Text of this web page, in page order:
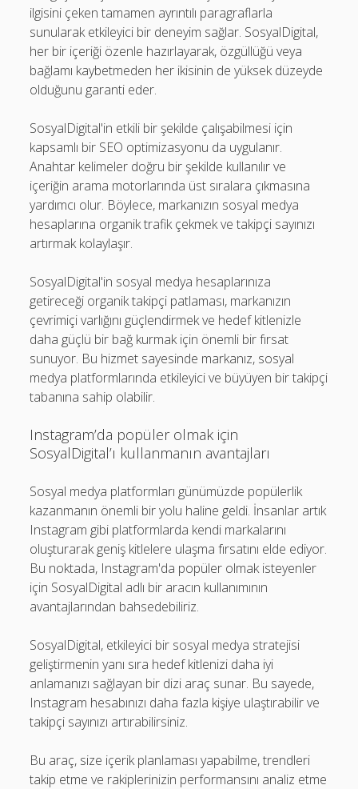
ilgisini çeken tamamen ayrıntılı paragraflarla
sunularak etkileyici bir deneyim sağlar. SosyalDigital,
her bir içeriği özenle hazırlayarak, özgüllüğü veya
bağlamı kaybetmeden her ikisinin de yüksek düzeyde
olduğunu garanti eder.
SosyalDigital'in etkili bir şekilde çalışabilmesi için
kapsamlı bir SEO optimizasyonu da uygulanır.
Anahtar kelimeler doğru bir şekilde kullanılır ve
içeriğin arama motorlarında üst sıralara çıkmasına
yardımcı olur. Böylece, markanızın sosyal medya
hesaplarına organik trafik çekmek ve takipçi sayınızı
artırmak kolaylaşır.
SosyalDigital'in sosyal medya hesaplarınıza
getireceği organik takipçi patlaması, markanızın
çevrimiçi varlığını güçlendirmek ve hedef kitlenizle
daha güçlü bir bağ kurmak için önemli bir fırsat
sunuyor. Bu hizmet sayesinde markanız, sosyal
medya platformlarında etkileyici ve büyüyen bir takipçi
tabanına sahip olabilir.
Instagram’da popüler olmak için
SosyalDigital’ı kullanmanın avantajları
Sosyal medya platformları günümüzde popülerlik
kazanmanın önemli bir yolu haline geldi. İnsanlar artık
Instagram gibi platformlarda kendi markalarını
oluşturarak geniş kitlelere ulaşma fırsatını elde ediyor.
Bu noktada, Instagram'da popüler olmak isteyenler
için SosyalDigital adlı bir aracın kullanımının
avantajlarından bahsedebiliriz.
SosyalDigital, etkileyici bir sosyal medya stratejisi
geliştirmenin yanı sıra hedef kitlenizi daha iyi
anlamanızı sağlayan bir dizi araç sunar. Bu sayede,
Instagram hesabınızı daha fazla kişiye ulaştırabilir ve
takipçi sayınızı artırabilirsiniz.
Bu araç, size içerik planlaması yapabilme, trendleri
takip etme ve rakiplerinizin performansını analiz etme